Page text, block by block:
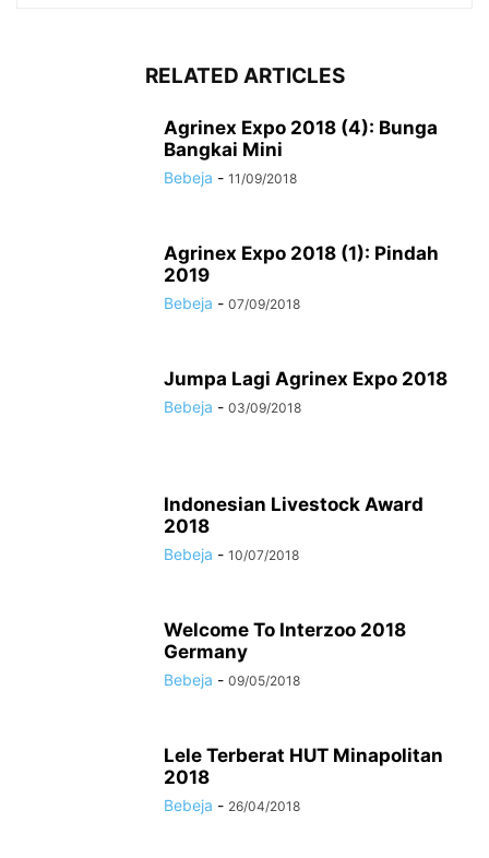
RELATED ARTICLES
Agrinex Expo 2018 (4): Bunga
Bangkai Mini
Bebeja - 11/09/2018
Agrinex Expo 2018 (1): Pindah
2019
Bebeja - 07/09/2018
Jumpa Lagi Agrinex Expo 2018
Bebeja - 03/09/2018
Indonesian Livestock Award
2018
Bebeja - 10/07/2018
Welcome To Interzoo 2018
Germany
Bebeja - 09/05/2018
Lele Terberat HUT Minapolitan
2018
Bebeja - 26/04/2018